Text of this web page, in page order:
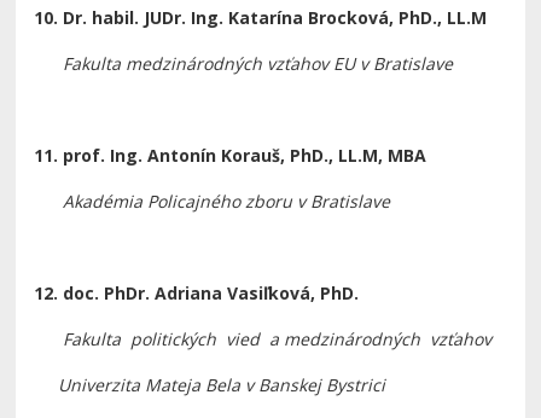
10. Dr. habil. JUDr. Ing. Katarína Brocková, PhD., LL.M
Fakulta medzinárodných vzťahov EU v Bratislave
11. prof. Ing. Antonín Korauš, PhD., LL.M, MBA
Akadémia Policajného zboru v Bratislave
12. doc. PhDr. Adriana Vasiľková, PhD.
Fakulta politických vied a medzinárodných vzťahov
Univerzita Mateja Bela v Banskej Bystrici